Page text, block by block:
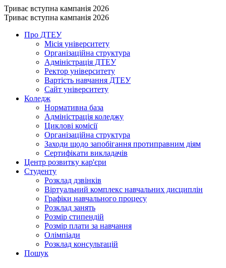
Триває вступна кампанія 2026
Триває вступна кампанія 2026
Про ДТЕУ
Місія університету
Організаційна структура
Адміністрація ДТЕУ
Ректор університету
Вартість навчання ДТЕУ
Сайт університету
Коледж
Нормативна база
Адміністрація коледжу
Циклові комісії
Організаційна структура
Заходи щодо запобігання протиправним діям
Сертифікати викладачів
Центр розвитку кар'єри
Студенту
Розклад дзвінків
Віртуальний комплекс навчальних дисциплін
Графіки навчального процесу
Розклад занять
Розмір стипендій
Розмір плати за навчання
Олімпіади
Розклад консультацій
Пошук